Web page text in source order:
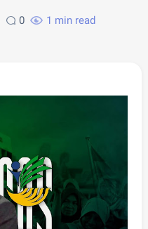
0 1 min read